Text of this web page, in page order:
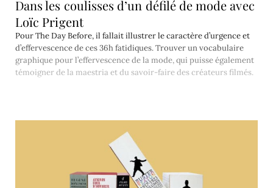
Dans les coulisses d’un défilé de mode avec
Loïc Prigent
Pour The Day Before, il fallait illustrer le caractère d’urgence et
d’effervescence de ces 36h fatidiques. Trouver un vocabulaire
graphique pour l’effervescence de la mode, qui puisse également
témoigner de la maestria et du savoir-faire des créateurs filmés.